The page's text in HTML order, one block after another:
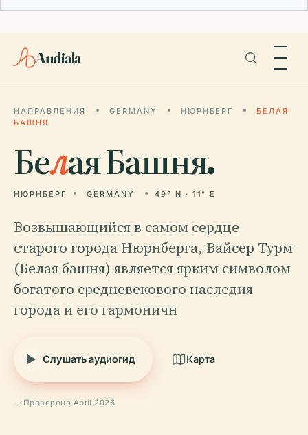
Audiala
НАПРАВЛЕНИЯ GERMANY НЮРНБЕРГ
БЕЛАЯ
БАШНЯ
Белая Башня.
НЮРНБЕРГ GERMANY 49° N · 11° E
Возвышающийся в самом сердце
старого города Нюрнберга, Вайсер Турм
(Белая башня) является ярким символом
богатого средневекового наследия
города и его гармоничн
Слушать аудиогид Карта
Проверено April 2026